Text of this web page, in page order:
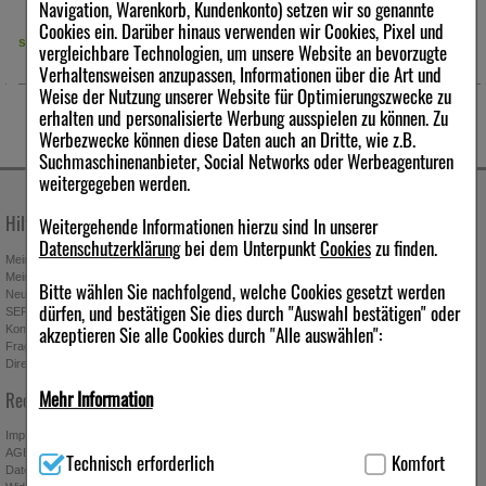
Navigation, Warenkorb, Kundenkonto) setzen wir so genannte
Cookies ein. Darüber hinaus verwenden wir Cookies, Pixel und
vergleichbare Technologien, um unsere Website an bevorzugte
Verhaltensweisen anzupassen, Informationen über die Art und
Weise der Nutzung unserer Website für Optimierungszwecke zu
erhalten und personalisierte Werbung ausspielen zu können. Zu
Werbezwecke können diese Daten auch an Dritte, wie z.B.
Suchmaschinenanbieter, Social Networks oder Werbeagenturen
weitergegeben werden.
Weitergehende Informationen hierzu sind In unserer
Datenschutzerklärungbei dem UnterpunktCookieszu finden.
Bitte wählen Sie nachfolgend, welche Cookies gesetzt werden
dürfen, und bestätigen Sie dies durch "Auswahl bestätigen" oder
akzeptieren Sie alle Cookies durch "Alle auswählen":
Mehr Information
für die Grundfunktionen unserer Website notwendig sind (z.B.
Technisch erforderlich
Komfort
% NRV), Zink 2,5 mg (25 % NRV), Chrom 10 µg (25 % NRV),
Molybdän 12,5 µg (24 % NRV), Jod 38 µg (25 % NRV).
Sekundäre Pflanzenstoffe:Citrus-Bioflavonoide (Hesperidin) 3
mg, Lutein 1,5 mg.
Zutaten:Sorbitol*, L-Ascorbinsäure, Citronensäure, Aroma,
Carboxymethylcellulose, DL-α-Tocopherylacetat, Eisenfumarat,
Nicotinamid, Zinkcitrat, Calcium-D-Pantothenat, Magnesiumsalze
der Speisefettsäuren, Citrusbioflavonoide, Aspartam,
Mangansulfat, Lutein, Thiaminmononitrat, Acesulfam, Riboflavin,
Folsäure, Kaliumiodat, Chromtrichlorid, Natriumselenat,
Natriummolybdat, Phytomenadion, Biotin, Cholecalciferol,
Cyanocobalamin.
Hinweise
ausgewogene Ernährung und eine gesunde Lebensweise.
Pflichttext
sofort lieferbar derzeit nicht lieferbar
Hilfe & Kontakt
Mein Kundenkonto
Mein Merkzettel
Neuregistrierung
SEPA-Empfängerüberprüfung
Kontakt
Fragen & Antworten
Direktbestellung
Unternehmen
Stellenangebote
Affiliate-Programm
Download-Archiv
Bonus-Programm
Freundschaftswerbung
Rechtliches
Impressum
AGB
Datenschutz